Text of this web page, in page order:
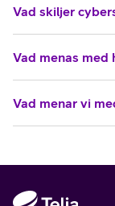
Vad skiljer
Vad menas med
Vad menar vi